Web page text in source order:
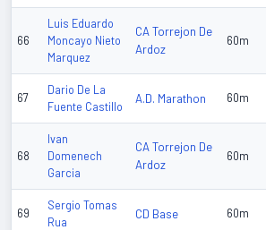
66
Luis Eduardo
Moncayo Nieto
Marquez
CA Torrejon De
Ardoz
60m
67
Dario De La
Fuente Castillo
A.D. Marathon 60m
68
Ivan
Domenech
Garcia
CA Torrejon De
Ardoz
60m
69
Sergio Tomas
Rua
CD Base 60m